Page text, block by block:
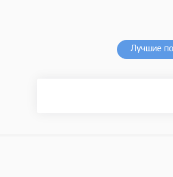
Лучшие